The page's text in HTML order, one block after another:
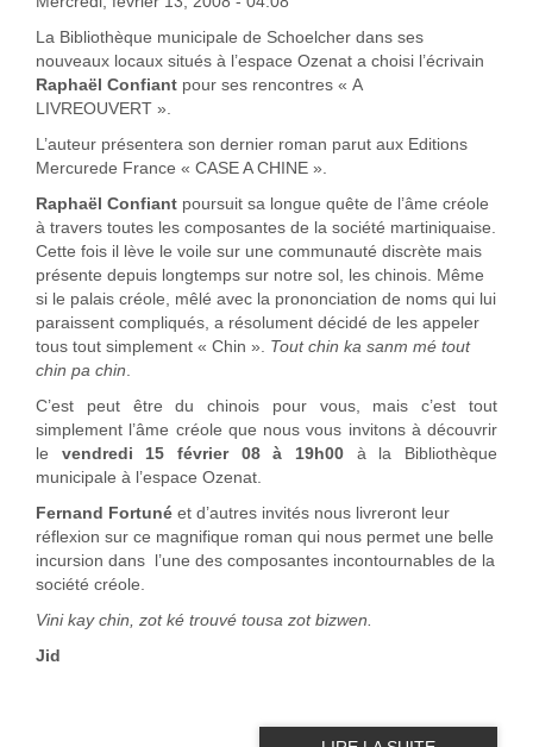
La Bibliothèque municipale de Schoelcher dans ses
nouveaux locaux situés à l’espace Ozenat a choisi l’écrivain
Raphaël Confiant pour ses rencontres « A
LIVREOUVERT ».
L’auteur présentera son dernier roman parut aux Editions
Mercurede France « CASE A CHINE ».
Raphaël Confiant poursuit sa longue quête de l’âme créole
à travers toutes les composantes de la société martiniquaise.
Cette fois il lève le voile sur une communauté discrète mais
présente depuis longtemps sur notre sol, les chinois. Même
si le palais créole, mêlé avec la prononciation de noms qui lui
paraissent compliqués, a résolument décidé de les appeler
tous tout simplement « Chin ». Tout chin ka sanm mé tout
chin pa chin
C’est peut être du chinois pour vous, mais c’est tout
simplement l’âme créole que nous vous invitons à découvrir
le vendredi 15 février 08 à 19h00 à la Bibliothèque
municipale à l’espace Ozenat.
Fernand Fortuné et d’autres invités nous livreront leur
réflexion sur ce magnifique roman qui nous permet une belle
incursion dans l’une des composantes incontournables de la
société créole.
Vini kay chin, zot ké trouvé tousa zot bizwen.
Jid